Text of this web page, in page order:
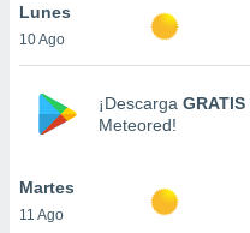
aceptar
de
Lunes
10 Ago
¡Descarga GRATIS
Meteored!
Martes
11 Ago